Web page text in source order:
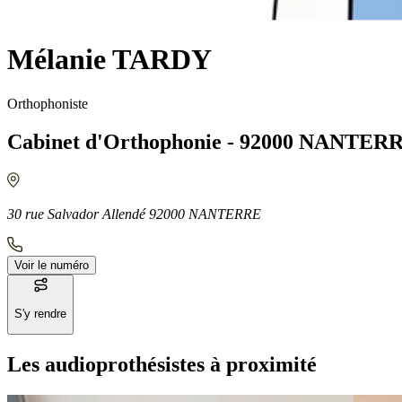
Mélanie TARDY
Orthophoniste
Cabinet d'Orthophonie - 92000
30 rue Salvador Allendé 92000 NANTERRE
Voir le numéro
S'y rendre
Les audioprothésistes à proximité